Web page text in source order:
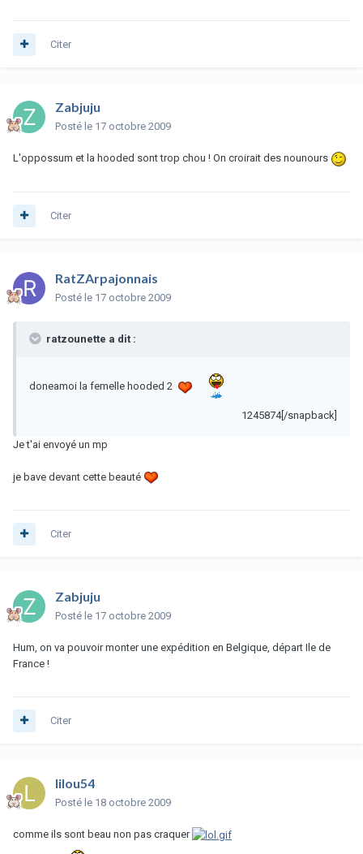
Citer
Zabjuju
Posté le 17 octobre 2009
L'oppossum et la hooded sont trop chou ! On croirait des nounours
Citer
RatZArpajonnais
Posté le 17 octobre 2009
ratzounette a dit :
doneamoi la femelle hooded 2
1245874[/snapback]
Je t'ai envoyé un mp
je bave devant cette beauté
Citer
Zabjuju
Posté le 17 octobre 2009
Hum, on va pouvoir monter une expédition en Belgique, départ Ile de
France !
Citer
lilou54
Posté le 18 octobre 2009
comme ils sont beau non pas craquer